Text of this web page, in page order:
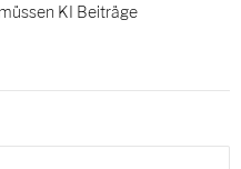
KI Beiträge